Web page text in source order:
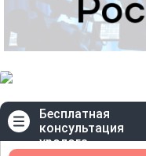
Бесплатная
консультация
уролога